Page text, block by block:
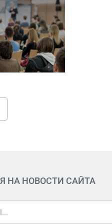
НА НОВОСТИ САЙТА